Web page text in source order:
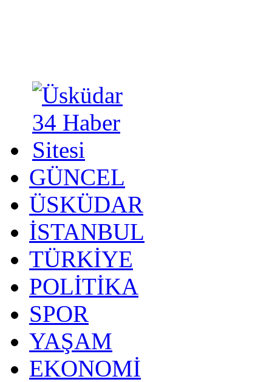
GÜNCEL
ÜSKÜDAR
İSTANBUL
TÜRKİYE
POLİTİKA
SPOR
YAŞAM
EKONOMİ